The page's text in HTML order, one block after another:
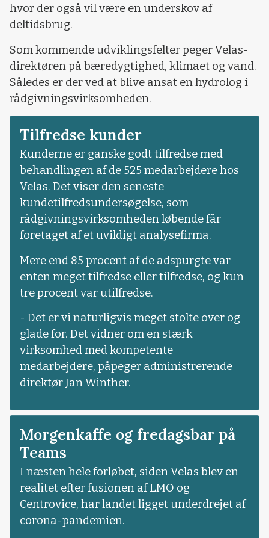
hvor der også vil være en underskov af
deltidsbrug.
Som kommende udviklingsfelter peger Velas-
direktøren på bæredygtighed, klimaet og vand.
Således er der ved at blive ansat en hydrolog i
rådgivningsvirksomheden.
Tilfredse kunder
Kunderne er ganske godt tilfredse med
behandlingen af de 525 medarbejdere hos
Velas. Det viser den seneste
kundetilfredsundersøgelse, som
rådgivningsvirksomheden løbende får
foretaget af et uvildigt analysefirma.
Mere end 85 procent af de adspurgte var
enten meget tilfredse eller tilfredse, og kun
tre procent var utilfredse.
- Det er vi naturligvis meget stolte over og
glade for. Det vidner om en stærk
virksomhed med kompetente
medarbejdere, påpeger administrerende
direktør Jan Winther.
Morgenkaffe og fredagsbar på
Teams
I næsten hele forløbet, siden Velas blev en
realitet efter fusionen af LMO og
Centrovice, har landet ligget underdrejet af
corona-pandemien.